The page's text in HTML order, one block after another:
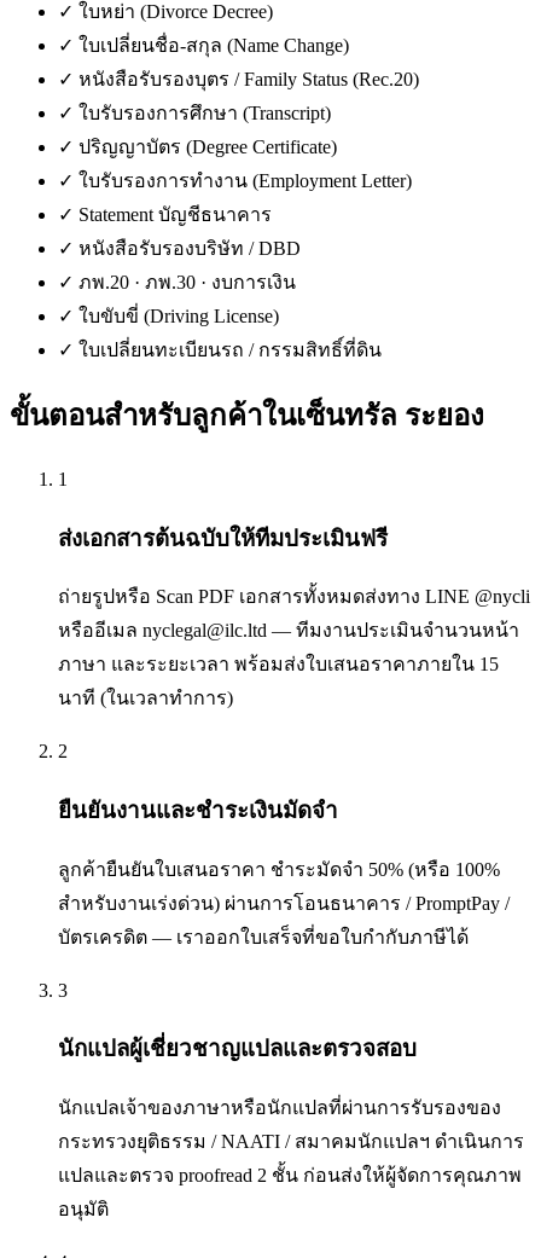
✓ ใบหย่า (Divorce Decree)
✓ ใบเปลี่ยนชื่อ-สกุล (Name Change)
✓ หนังสือรับรองบุตร / Family Status (Rec.20)
✓ ใบรับรองการศึกษา (Transcript)
✓ ปริญญาบัตร (Degree Certificate)
✓ ใบรับรองการทำงาน (Employment Letter)
✓ Statement บัญชีธนาคาร
✓ หนังสือรับรองบริษัท / DBD
✓ ภพ.20 · ภพ.30 · งบการเงิน
✓ ใบขับขี่ (Driving License)
✓ ใบเปลี่ยนทะเบียนรถ / กรรมสิทธิ์ที่ดิน
ขั้นตอนสำหรับลูกค้าในเซ็นทรัล ระยอง
1
ส่งเอกสารต้นฉบับให้ทีมประเมินฟรี
ถ่ายรูปหรือ Scan PDF เอกสารทั้งหมดส่งทาง LINE @nycli
หรืออีเมล nyclegal@ilc.ltd — ทีมงานประเมินจำนวนหน้า
ภาษา และระยะเวลา พร้อมส่งใบเสนอราคาภายใน 15
นาที (ในเวลาทำการ)
2
ยืนยันงานและชำระเงินมัดจำ
ลูกค้ายืนยันใบเสนอราคา ชำระมัดจำ 50% (หรือ 100%
สำหรับงานเร่งด่วน) ผ่านการโอนธนาคาร / PromptPay /
บัตรเครดิต — เราออกใบเสร็จที่ขอใบกำกับภาษีได้
3
นักแปลผู้เชี่ยวชาญแปลและตรวจสอบ
นักแปลเจ้าของภาษาหรือนักแปลที่ผ่านการรับรองของ
กระทรวงยุติธรรม / NAATI / สมาคมนักแปลฯ ดำเนินการ
แปลและตรวจ proofread 2 ชั้น ก่อนส่งให้ผู้จัดการคุณภาพ
อนุมัติ